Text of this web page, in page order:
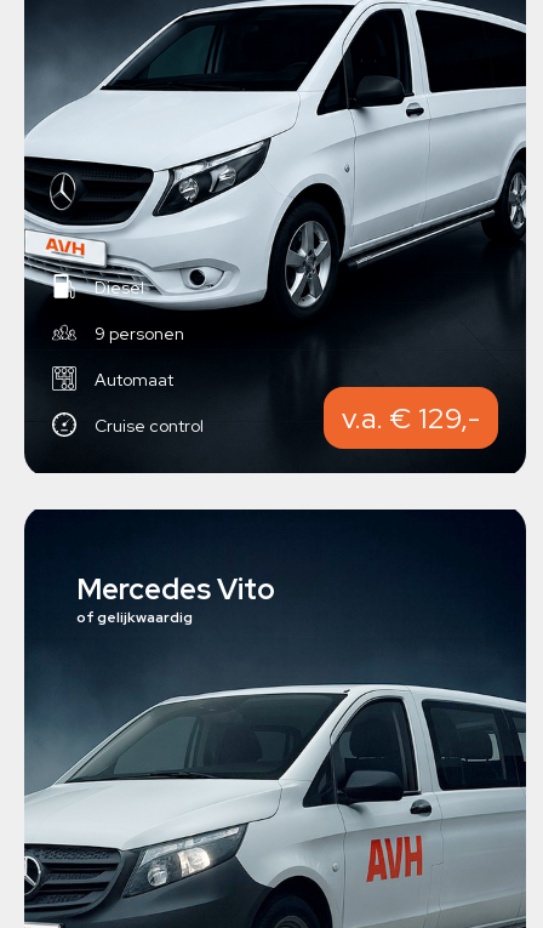
Diesel
9 personen
Automaat
Cruise control v.a. € 129,-
Mercedes Vito
of gelijkwaardig